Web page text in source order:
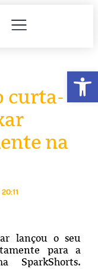
curta-
na
20:11
lançou o seu
para a
SparkShorts.